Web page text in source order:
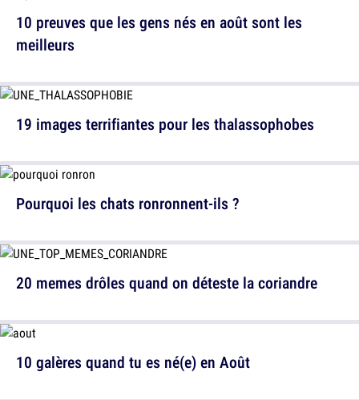
19 images terrifiantes pour les thalassophobes
20 memes drôles quand on déteste la coriandre
10 preuves que les gens nés en août sont les
meilleurs
Pourquoi les chats ronronnent-ils ?
10 galères quand tu es né(e) en Août